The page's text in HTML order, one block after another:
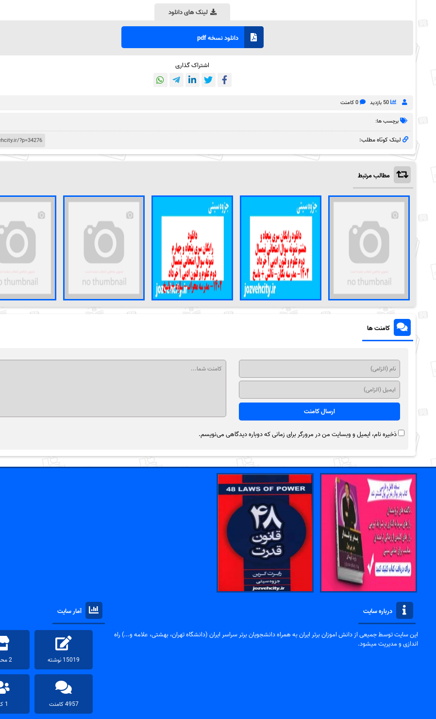
لینک های دانلود
دانلود نسخه pdf
اشتراک گذاری
50 بازدید 0 کامنت
برچسب ها:
لینک کوتاه مطلب:
مطالب مرتبط
کامنت ها
ذخیره نام، ایمیل و وبسایت من در مرورگر برای زمانی که دوباره دیدگاهی می‌نویسم.
درباره سایت
این سایت توسط جمیعی از دانش اموزان برتر ایران به همراه دانشجویان برتر سراسر ایران (دانشگاه تهران، بهشتی، علامه و...) راه
اندازی و مدیریت میشود.
آمار سایت
15019 نوشته 2 محصول
4957 کامنت 1 کاربر